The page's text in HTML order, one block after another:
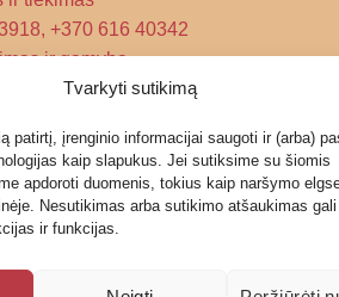
Tvarkyti sutikimą
patirtį, įrenginio informacijai saugoti ir (arba)
kaip slapukus. Jei sutiksime su šiomis
apdoroti duomenis, tokius kaip naršymo
Nesutikimas arba sutikimo atšaukimas gali
ir funkcijas.
+370 616 40342
ir gamyba
Parašyti